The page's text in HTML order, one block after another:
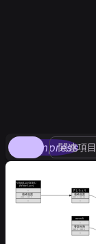
compress
関連項目